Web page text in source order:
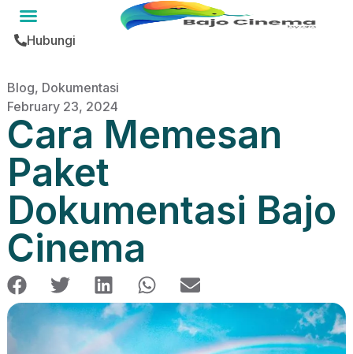
Hubungi
Blog, Dokumentasi
February 23, 2024
Cara Memesan
Paket
Dokumentasi Bajo
Cinema